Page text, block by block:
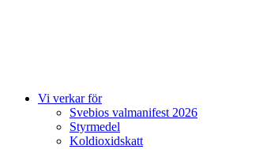
Vi verkar för
Svebios valmanifest 2026
Styrmedel
Koldioxidskatt